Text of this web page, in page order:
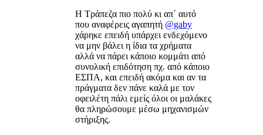
Η Τράπεζα πιο πολύ κι απ΄ αυτό
που αναφέρεις αγαπητή @gaby
χάρηκε επειδή υπάρχει ενδεχόμενο
να μην βάλει η ίδια τα χρήματα
αλλά να πάρει κάποιο κομμάτι από
συνολική επιδότηση πχ. από κάποιο
ΕΣΠΑ, και επειδή ακόμα και αν τα
πράγματα δεν πάνε καλά με τον
οφειλέτη πάλι εμείς όλοι οι μαλάκες
θα πληρώσουμε μέσω μηχανισμών
στήριξης.